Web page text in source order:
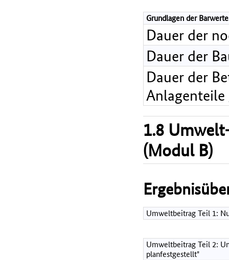
Grundlagen der
Dauer der
Dauer der
Dauer der
1.8
(Modul B)
Umweltbeitrag Teil 1:
Umweltbeitrag Teil 2:
planfestgestellt"